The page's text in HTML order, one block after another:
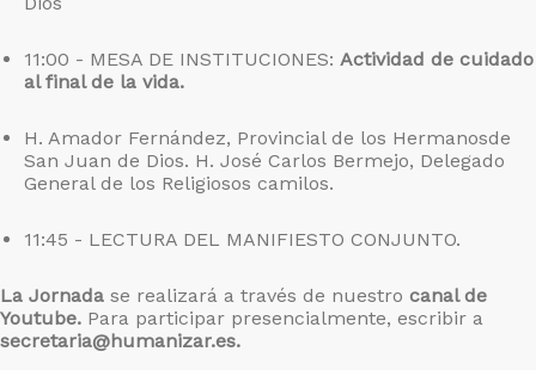
11:00 - MESA DE INSTITUCIONES: Actividad de cuidado
al final de la vida.
H. Amador Fernández, Provincial de los Hermanosde
San Juan de Dios. H. José Carlos Bermejo, Delegado
General de los Religiosos camilos.
11:45 - LECTURA DEL MANIFIESTO CONJUNTO.
La Jornada se realizará a través de nuestro canal de
Youtube. Para participar presencialmente, escribir a
secretaria@humanizar.es.